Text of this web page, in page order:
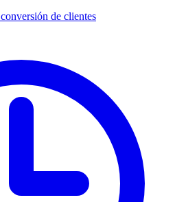
conversión de clientes